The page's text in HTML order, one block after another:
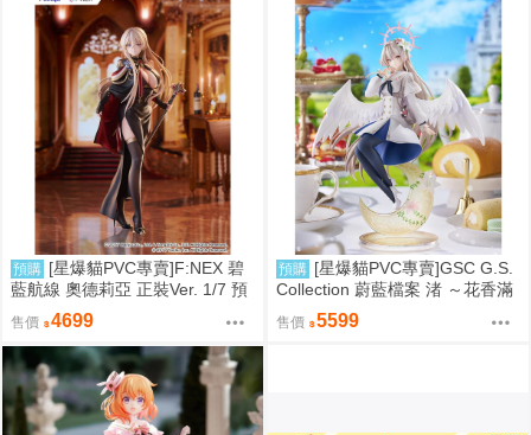
預購 [星爆貓PVC專賣]F:NEX 碧
藍航線 奧德莉亞 正裝Ver. 1/7 預
計2027/06到貨
售價 4699
預購 [星爆貓PVC專賣]GSC G.S.
Collection 蔚藍檔案 渚 ～花香滿
溢的微笑～ 預計2027/12到貨
售價 5599